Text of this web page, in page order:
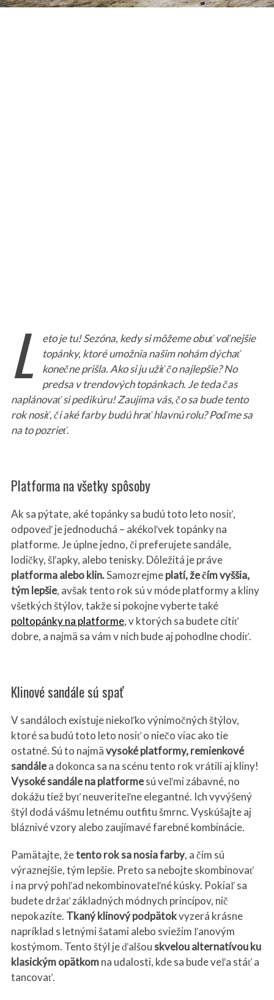
L eto je tu! Sezóna, kedy si môžeme obuť voľnejšie
topánky, ktoréumožnia našim nohám dýchať
konečne prišla. Ako si ju užiť čo najlepšie? No
predsa v trendových topánkach. Je teda čas
naplánovať si pedikúru! Zaujíma vás, čo sa bude tento
rok nosiť, či akéfarby budú hrať hlavnúrolu? Poďme sa
na to pozrieť.
Platforma na všetky spôsoby
Ak sa pýtate, aké topánky sa budú toto leto nosiť,
odpoveď je jednoduchá – akékoľvek topánky na
platforme. Je úplne jedno, či preferujete sandále,
lodičky, šľapky, alebo tenisky. Dôležitá je práve
platforma alebo klin.Samozrejmeplatí, žečím vyššia,
tým lepšie, avšak tento rok sú v móde platformy a kliny
všetkých štýlov, takže si pokojne vyberte také
poltopánky na platforme, v ktorých sa budete cítiť
dobre, a najmä sa vám v nich bude aj pohodlne chodiť.
Klinové sandále sú spať
V sandáloch existuje niekoľko výnimočných štýlov,
ktoré sa budú toto leto nosiť o niečo viac ako tie
ostatné. Sú to najmävysoképlatformy, remienkové
sandálea dokonca sa na scénu tento rok vrátili aj kliny!
Vysokésandále na platformesú veľmi zábavné, no
dokážu tiež byť neuveriteľne elegantné. Ich vyvýšený
štýl dodá vášmu letnému outfitu šmrnc. Vyskúšajte aj
bláznivé vzory alebo zaujímavé farebné kombinácie.
Pamätajte, žetento rok sa nosia farby, a čím sú
výraznejšie, tým lepšie. Preto sa nebojte skombinovať
i na prvý pohľad nekombinovateľné kúsky. Pokiaľ sa
budete držať základných módnych princípov, nič
nepokazíte. Tkaný klinový podpätokvyzerá krásne
napríklad s letnými šatami alebo sviežim ľanovým
kostýmom. Tento štýl je ďalšou skvelou alternatívou ku
klasickým opätkomna udalosti, kde sa bude veľa stáť a
tancovať.
S
e
a
r
c
h
o
r
: